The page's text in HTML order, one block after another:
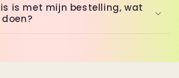
is met mijn bestelling, wat